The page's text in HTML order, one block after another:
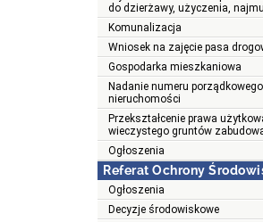
do dzierżawy, użyczenia, najmu
Komunalizacja
Wniosek na zajęcie pasa
Gospodarka mieszkaniowa
Nadanie numeru porządkowego
nieruchomości
Przekształcenie prawa
wieczystego gruntów
Ogłoszenia
Referat Ochrony
Ogłoszenia
Decyzje środowiskowe